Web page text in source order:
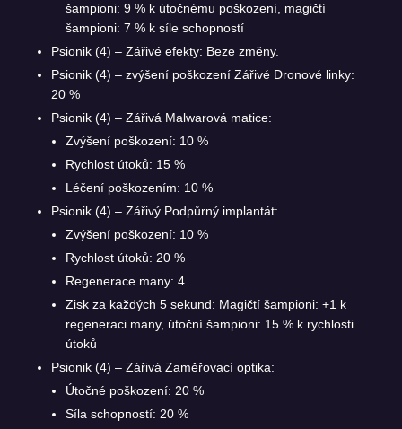
šampioni: 9 % k útočnému poškození, magičtí
šampioni: 7 % k síle schopností
Psionik (4) – Zářivé efekty: Beze změny.
Psionik (4) – zvýšení poškození Zářivé Dronové linky:
20 %
Psionik (4) – Zářivá Malwarová matice:
Zvýšení poškození: 10 %
Rychlost útoků: 15 %
Léčení poškozením: 10 %
Psionik (4) – Zářivý Podpůrný implantát:
Zvýšení poškození: 10 %
Rychlost útoků: 20 %
Regenerace many: 4
Zisk za každých 5 sekund: Magičtí šampioni: +1 k
regeneraci many, útoční šampioni: 15 % k rychlosti
útoků
Psionik (4) – Zářivá Zaměřovací optika:
Útočné poškození: 20 %
Síla schopností: 20 %